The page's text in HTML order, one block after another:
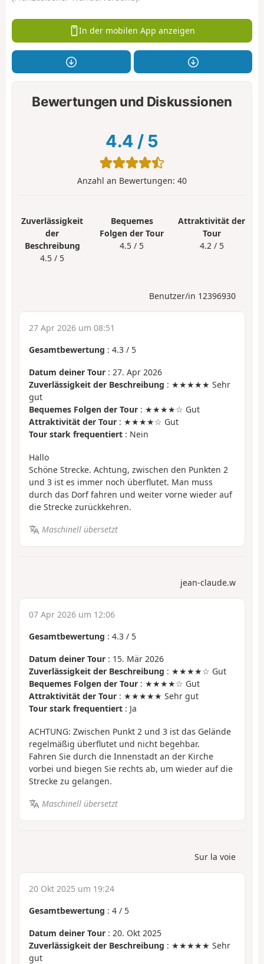
In der mobilen App anzeigen
Bewertungen und Diskussionen
4.4 / 5
Anzahl an Bewertungen: 40
Zuverlässigkeit
der
Beschreibung
4.5 / 5
Bequemes
Folgen der Tour
4.5 / 5
Attraktivität der
Tour
4.2 / 5
Benutzer/in 12396930
27 Apr 2026 um 08:51
Gesamtbewertung : 4.3 / 5
Datum deiner Tour : 27. Apr 2026
Zuverlässigkeit der Beschreibung : ★★★★★ Sehr
gut
Bequemes Folgen der Tour : ★★★★☆ Gut
Attraktivität der Tour : ★★★★☆ Gut
Tour stark frequentiert : Nein
Hallo
Schöne Strecke. Achtung, zwischen den Punkten 2
und 3 ist es immer noch überflutet. Man muss
durch das Dorf fahren und weiter vorne wieder auf
die Strecke zurückkehren.
Maschinell übersetzt
jean-claude.w
07 Apr 2026 um 12:06
Gesamtbewertung : 4.3 / 5
Datum deiner Tour : 15. Mär 2026
Zuverlässigkeit der Beschreibung : ★★★★☆ Gut
Bequemes Folgen der Tour : ★★★★☆ Gut
Attraktivität der Tour : ★★★★★ Sehr gut
Tour stark frequentiert : Ja
ACHTUNG: Zwischen Punkt 2 und 3 ist das Gelände
regelmäßig überflutet und nicht begehbar.
Fahren Sie durch die Innenstadt an der Kirche
vorbei und biegen Sie rechts ab, um wieder auf die
Strecke zu gelangen.
Maschinell übersetzt
Sur la voie
20 Okt 2025 um 19:24
Gesamtbewertung : 4 / 5
Datum deiner Tour : 20. Okt 2025
Zuverlässigkeit der Beschreibung : ★★★★★ Sehr
gut